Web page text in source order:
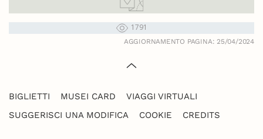
1791
AGGIORNAMENTO PAGINA: 25/04/2024
BIGLIETTI MUSEI CARD
VIAGGI VIRTUALI
SUGGERISCI UNA MODIFICA
COOKIE CREDITS